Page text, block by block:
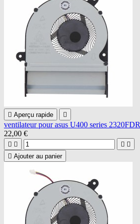
 Aperçu rapide 
ventilateur pour asus U400 series 2320FDR
22,00 €
   
 Ajouter au panier